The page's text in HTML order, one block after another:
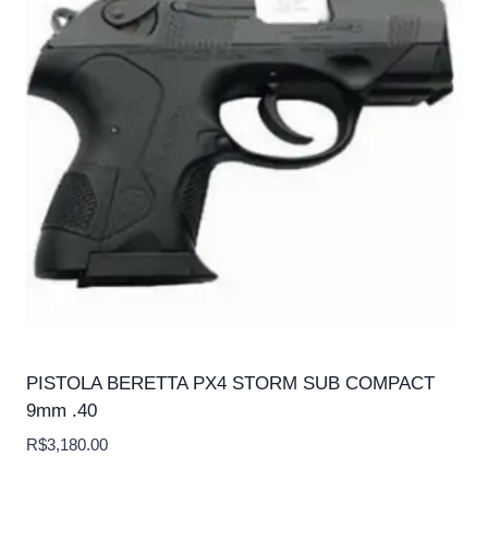
PISTOLA BERETTA PX4 STORM SUB COMPACT
9mm .40
R$3,180.00